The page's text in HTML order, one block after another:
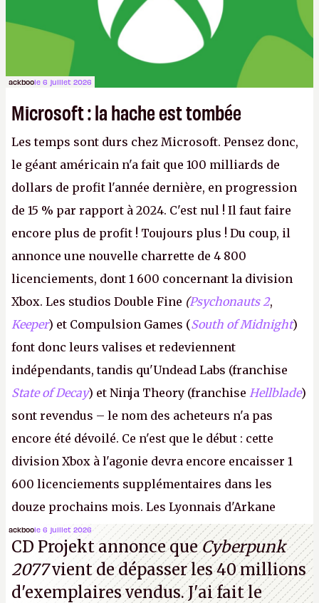
ackboole 6 juillet 2026
Microsoft : la hache est tombée
Les temps sont durs chez Microsoft. Pensez donc,
le géant américain n'a fait que 100 milliards de
dollars de profit l'année dernière, en progression
de 15 % par rapport à 2024. C'est nul ! Il faut faire
encore plus de profit ! Toujours plus ! Du coup, il
annonce une nouvelle charrette de 4 800
licenciements, dont 1 600 concernant la division
Xbox. Les studios Double Fine (Psychonauts 2,
Keeper) et Compulsion Games (South of Midnight)
font donc leurs valises et redeviennent
indépendants, tandis qu'Undead Labs (franchise
State of Decay) et Ninja Theory (franchise Hellblade)
sont revendus – le nom des acheteurs n'a pas
encore été dévoilé. Ce n'est que le début : cette
division Xbox à l'agonie devra encore encaisser 1
600 licenciements supplémentaires dans les
douze prochains mois. Les Lyonnais d'Arkane
(Dishonored, Deathloop) pourraient faire partie des
prochaines victimes, puisque Microsoft a confirmé
vouloir se séparer du studio.A.
ackboole 6 juillet 2026
CD Projekt annonce queCyberpunk
2077vient de dépasser les 40 millions
d'exemplaires vendus. J'ai fait le